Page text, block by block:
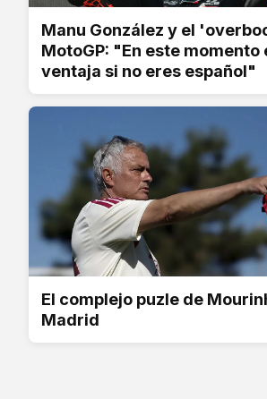
Manu González y el
MotoGP: "En este momento
ventaja si no eres español"
El complejo puzle de
Madrid